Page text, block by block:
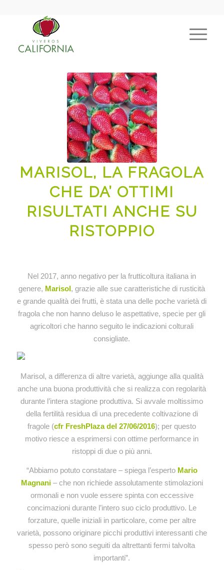
MARISOL, LA FRAGOLA
CHE DA’ OTTIMI
RISULTATI ANCHE SU
RISTOPPIO
Nel 2017, anno negativo per la frutticoltura italiana in
genere, Marisol, grazie alle sue caratteristiche di rusticità
e grande qualità dei frutti, è stata una delle poche varietà di
fragola che non hanno deluso le aspettative, specie per gli
agricoltori che hanno seguito le indicazioni colturali
consigliate.
Marisol, a differenza di altre varietà, aggiunge alla qualità
anche una buona produttività che si realizza con regolarità
durante l’intera stagione produttiva. Si avvale moltissimo
della fertilità residua di una precedente coltivazione di
fragole (cfr FreshPlaza del 27/06/2016); per questo
motivo riesce a esprimersi con ottime performance in
ristoppi di due o più anni.
“Abbiamo potuto constatare – spiega l’esperto Mario
Magnani– che non richiede assolutamente stimolazioni
ormonali e non vuole essere spinta con eccessive
concimazioni durante l’intero suo ciclo produttivo. Le
forzature, quelle iniziali in particolare, come per altre
varietà, possono originare picchi produttivi interessanti che
spesso però sono seguiti da altrettanti fermi talvolta
importanti”.